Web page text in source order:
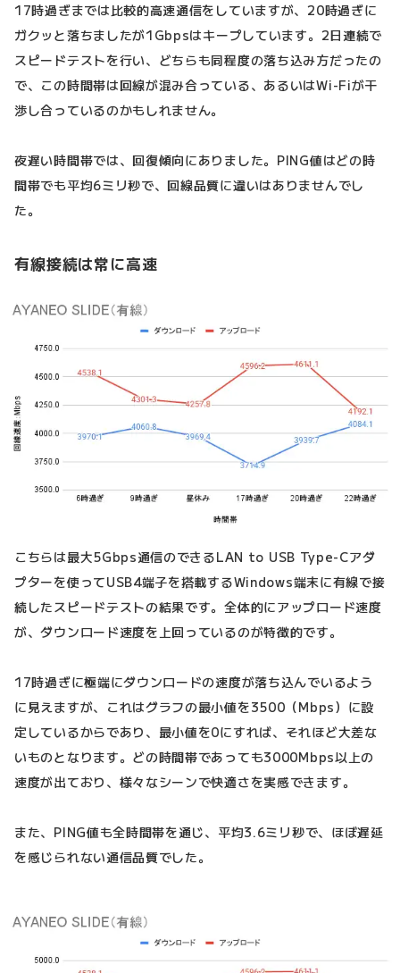
17時過ぎまでは比較的高速通信をしていますが、20時過ぎに
ガクッと落ちましたが1Gbpsはキープしています。2日連続で
スピードテストを行い、どちらも同程度の落ち込み方だったの
で、この時間帯は回線が混み合っている、あるいはWi-Fiが干
渉し合っているのかもしれません。
夜遅い時間帯では、回復傾向にありました。PING値はどの時
間帯でも平均6ミリ秒で、回線品質に違いはありませんでし
た。
有線接続は常に高速
こちらは最大5Gbps通信のできるLAN to USB Type-Cアダ
プターを使ってUSB4端子を搭載するWindows端末に有線で接
続したスピードテストの結果です。全体的にアップロード速度
が、ダウンロード速度を上回っているのが特徴的です。
17時過ぎに極端にダウンロードの速度が落ち込んでいるよう
に見えますが、これはグラフの最小値を3500（Mbps）に設
定しているからであり、最小値を0にすれば、それほど大差な
いものとなります。どの時間帯であっても3000Mbps以上の
速度が出ており、様々なシーンで快適さを実感できます。
また、PING値も全時間帯を通じ、平均3.6ミリ秒で、ほぼ遅延
を感じられない通信品質でした。